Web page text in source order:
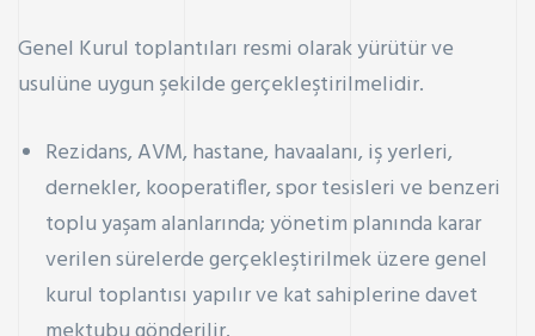
Genel Kurul toplantıları resmi olarak yürütür ve
usulüne uygun şekilde gerçekleştirilmelidir.
Rezidans, AVM, hastane, havaalanı, iş yerleri,
dernekler, kooperatifler, spor tesisleri ve benzeri
toplu yaşam alanlarında; yönetim planında karar
verilen sürelerde gerçekleştirilmek üzere genel
kurul toplantısı yapılır ve kat sahiplerine davet